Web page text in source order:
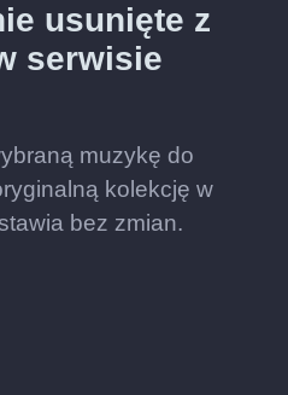
usunięte z
serwisie
muzykę do
kolekcję w
bez zmian.